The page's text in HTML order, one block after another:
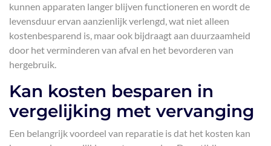
kunnen apparaten langer blijven functioneren en wordt de
levensduur ervan aanzienlijk verlengd, wat niet alleen
kostenbesparend is, maar ook bijdraagt aan duurzaamheid
door het verminderen van afval en het bevorderen van
hergebruik.
Kan kosten besparen in
vergelijking met vervanging
Een belangrijk voordeel van reparatie is dat het kosten kan